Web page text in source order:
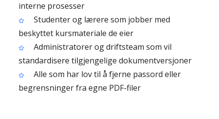
interne prosesser
Studenter og lærere som jobber med
beskyttet kursmateriale de eier
Administratorer og driftsteam som vil
standardisere tilgjengelige dokumentversjoner
Alle som har lov til å fjerne passord eller
begrensninger fra egne PDF-filer